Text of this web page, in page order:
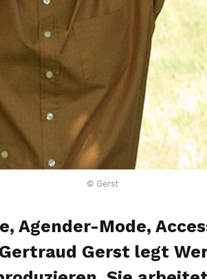
© Gerst
Agender-Mode,
Gerst legt